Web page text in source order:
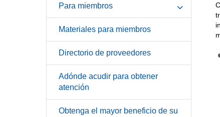
Para miembros
Materiales para miembros
Directorio de proveedores
Adónde acudir para obtener
atención
Obtenga el mayor beneficio de su